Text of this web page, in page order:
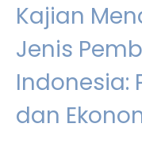
Kajian
Jenis
Indonesia:
dan